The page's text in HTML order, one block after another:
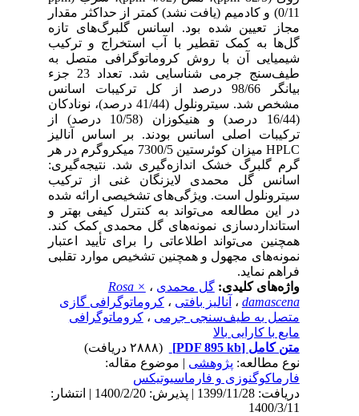
0/11) و کادمیم (یافت نشد) کمتر از حداکثر مقدار
مجاز تعیین شده بود. اسانس گلبرگ‌های تازه
گل‌ها به کمک تقطیر با آب استخراج و ترکیب
شیمیایی آن با روش کروماتوگرافی متصل به
طیف‌سنج جرمی شناسایی شد. تعداد 23 جزء
بیانگر 98/66 درصد از کل ترکیبات اسانس
مشخص شد. سیترونلول (41/44 درصد)، نونادکان
(16/44 درصد) و هنیکوزان (10/58 درصد) از
ترکیبات اصلی اسانس بودند. بر اساس آنالیز
HPLC میزان کوئرستین 7300/5 میکروگرم در هر
گرم گلبرگ خشک اندازه‌گیری شد. نتیجه‌گیری:
اسانس گل محمدی لایزنگان غنی از ترکیب
سیترونلول است. ویژگی‌های تشخیصی ارائه شده
در این مطالعه می‌تواند به کنترل کیفی بهتر و
استانداردسازی نمونه‌های گل محمدی کمک کند.
همچنین می‌تواند اطلاعاتی را برای تأیید اعتبار
نمونه‌های مجهول و همچنین تشخیص موارد تقلبی
فراهم نماید.
واژه‌های کلیدی:گل محمدی،Rosa ×
damascena،آنالیز بافتی،کروماتوگرافی گازی
متصل به طیف‌سنجی جرمی ،کروماتوگرافی
مایع با کارایی بالا
متن کامل[PDF 895 kb]
(۲۸۸۸ دریافت)
نوع مطالعه:پژوهشی| موضوع مقاله:
فارماكوگنوزی و فارماسيوتيكس
دریافت: 1399/11/28 | پذیرش: 1400/2/20 | انتشار:
1400/3/11